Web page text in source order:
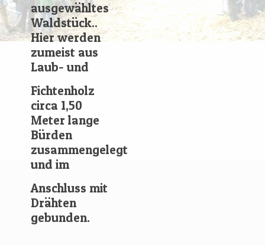
ausgewähltes
Waldstück..
Hier werden
zumeist aus
Laub- und
Fichtenholz
circa 1,50
Meter lange
Bürden
zusammengelegt
und im
Anschluss mit
Drähten
gebunden.